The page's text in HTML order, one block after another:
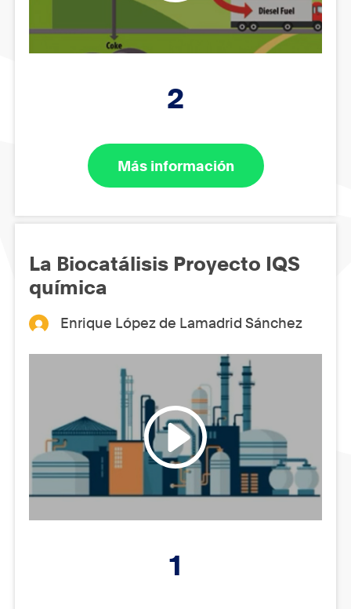
2
Más información
La Biocatálisis Proyecto IQS
química
Enrique López de Lamadrid Sánchez
1